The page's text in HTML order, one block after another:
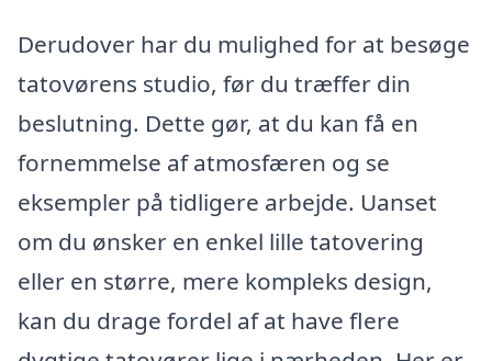
Derudover har du mulighed for at besøge
tatovørens studio, før du træffer din
beslutning. Dette gør, at du kan få en
fornemmelse af atmosfæren og se
eksempler på tidligere arbejde. Uanset
om du ønsker en enkel lille tatovering
eller en større, mere kompleks design,
kan du drage fordel af at have flere